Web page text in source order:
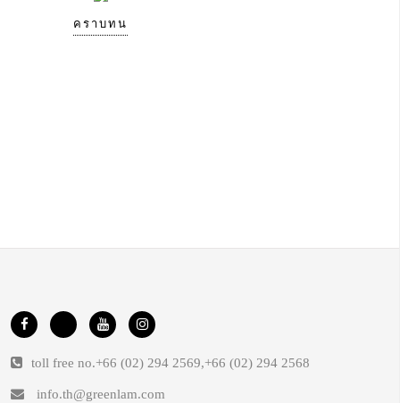
คราบทน
toll free no.+66 (02) 294 2569,+66 (02) 294 2568
info.th@greenlam.com